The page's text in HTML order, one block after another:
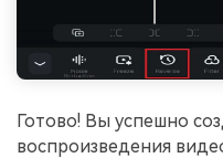
Готово! Вы успешно
воспроизведения